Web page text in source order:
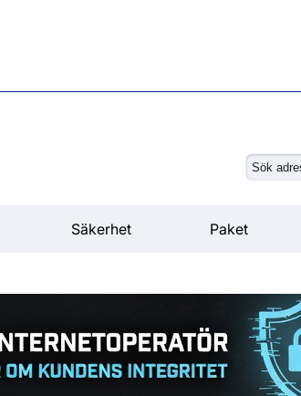
Säkerhet Paket